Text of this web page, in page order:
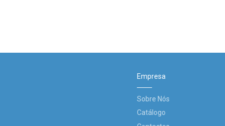
Empresa
Sobre Nós
Catálogo